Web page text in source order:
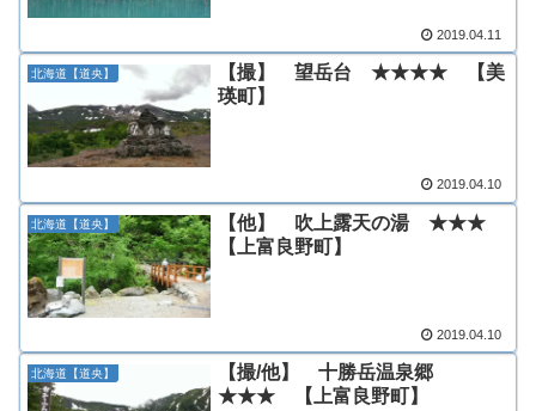
2019.04.11
北海道【道央】
【撮】 望岳台 ★★★★ 【美
瑛町】
2019.04.10
北海道【道央】
【他】 吹上露天の湯 ★★★
【上富良野町】
2019.04.10
北海道【道央】
【撮/他】 十勝岳温泉郷
★★★ 【上富良野町】